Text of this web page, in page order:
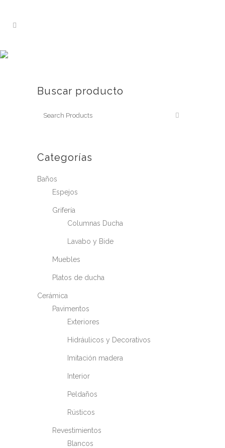
Buscar producto
Categorías
Baños
Espejos
Grifería
Columnas Ducha
Lavabo y Bide
Muebles
Platos de ducha
Cerámica
Pavimentos
Exteriores
Hidráulicos y Decorativos
Imitación madera
Interior
Peldaños
Rústicos
Revestimientos
Blancos